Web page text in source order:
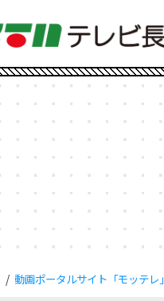
動画ポータルサイト「モッテレ」